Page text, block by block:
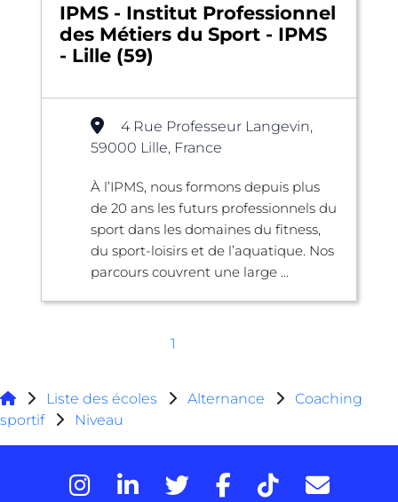
IPMS - Institut Professionnel
des Métiers du Sport - IPMS
- Lille (59)
4 Rue Professeur Langevin,
59000 Lille, France
À l’IPMS, nous formons depuis plus
de 20 ans les futurs professionnels du
sport dans les domaines du fitness,
du sport-loisirs et de l’aquatique. Nos
parcours couvrent une large ...
1
Liste des écoles Alternance
Coaching
sportif
Niveau